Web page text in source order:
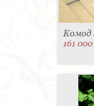
Комод
161